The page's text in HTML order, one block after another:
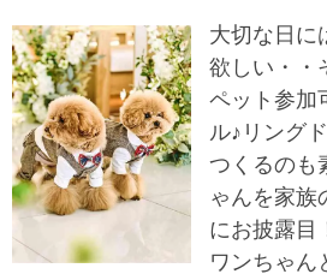
大切な日に
欲しい・・
ペット参加
ル♪リング
つくるのも
ゃんを家族
にお披露目
ワンちゃん